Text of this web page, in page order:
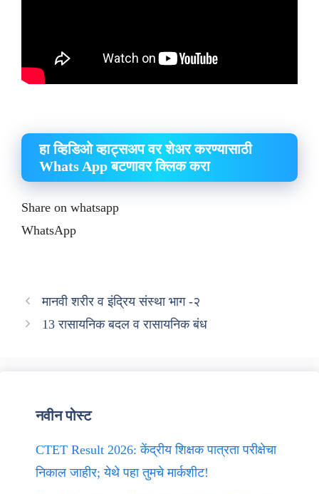
हा व्हिडिओ व्हाट्सअप वर शेअर करण्यासाठी
Whats App बटणावर क्लिक करा
Share on whatsapp
WhatsApp
मानवी शरीर व इंद्रिय संस्था भाग -२
13 रासायनिक बदल व रासायनिक बंध
नवीन पोस्ट
CTET Result 2026: केंद्रीय शिक्षक पात्रता परीक्षेचा
निकाल जाहीर; येथे पहा तुमचे मार्कशीट!